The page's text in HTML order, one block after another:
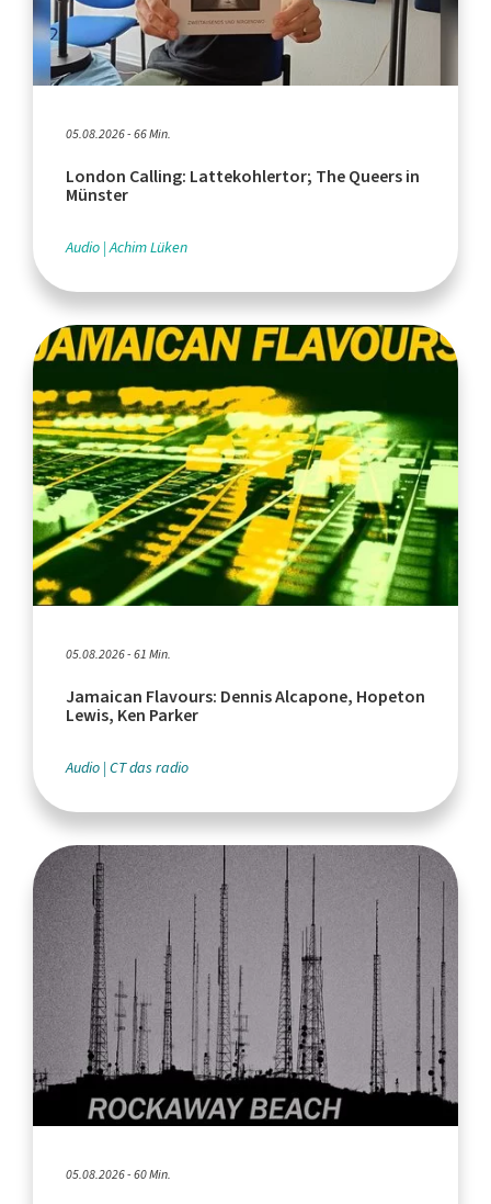
05.08.2026 - 66 Min.
London Calling: Lattekohlertor; The Queers in
Münster
Audio Achim Lüken
05.08.2026 - 61 Min.
Jamaican Flavours: Dennis Alcapone, Hopeton
Lewis, Ken Parker
Audio CT das radio
05.08.2026 - 60 Min.